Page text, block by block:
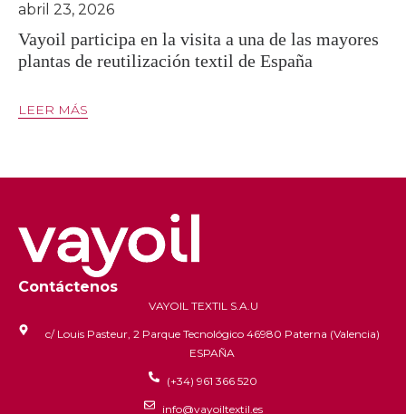
Vayoil participa en la visita a una de las mayores
plantas de reutilización textil de España
abril 23, 2026
LEER MÁS
Contáctenos
VAYOIL TEXTIL S.A.U
c/ Louis Pasteur, 2 Parque Tecnológico 46980 Paterna (Valencia)
ESPAÑA
(+34) 961 366 520
info@vayoiltextil.es